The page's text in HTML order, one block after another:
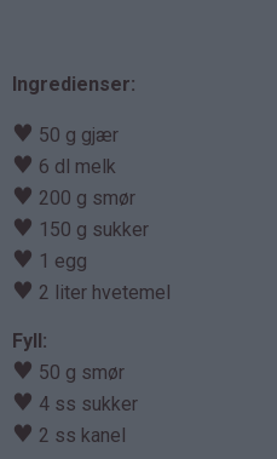
Ingredienser:
♥ 50 g gjær
♥ 6 dl melk
♥ 200 g smør
♥ 150 g sukker
♥ 1 egg
♥ 2 liter hvetemel
Fyll:
♥ 50 g smør
♥ 4 ss sukker
♥ 2 ss kanel